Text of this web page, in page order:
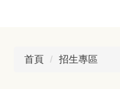
首頁 招生專區